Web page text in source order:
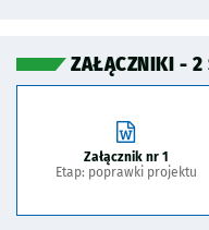
ZAŁĄCZNIKI - 2
Załącznik nr 1
Etap: poprawki projektu